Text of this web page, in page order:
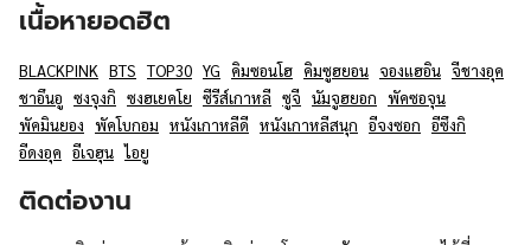
เนื้อหายอดฮิต
BLACKPINK BTS TOP30 YG คิมซอนโฮ คิมซูฮยอน จองแฮอิน จีชางอุค
ชาอึนอู ซงจุงกิ ซงฮเยคโย ซีรีส์เกาหลี ซูจี นัมจูฮยอก พัคซอจุน
พัคมินยอง พัคโบกอม หนังเกาหลีดี หนังเกาหลีสนุก อีจงซอก อีซึงกิ
อีดงอุค อีเจฮุน ไอยู
ติดต่องาน